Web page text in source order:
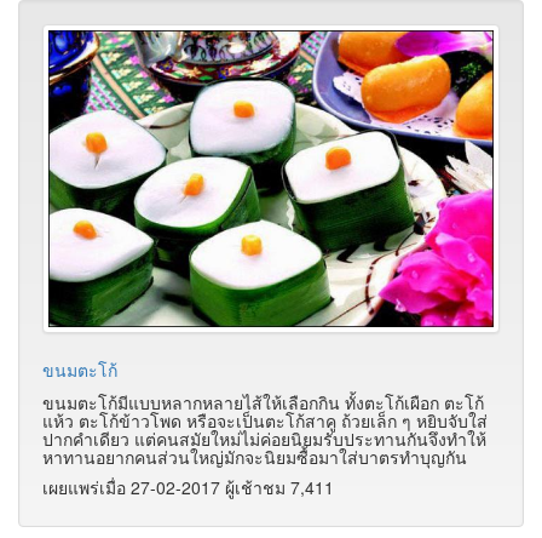
ขนมตะโก้
ขนมตะโก้มีแบบหลากหลายไส้ให้เลือกกิน ทั้งตะโก้เผือก ตะโก้
แห้ว ตะโก้ข้าวโพด หรือจะเป็นตะโก้สาคู ถ้วยเล็ก ๆ หยิบจับใส่
ปากคำเดียว แต่คนสมัยใหม่ไม่ค่อยนิยมรับประทานกันจึงทำให้
หาทานอยากคนส่วนใหญ่มักจะนิยมซื้อมาใส่บาตรทำบุญกัน
เผยแพร่เมื่อ 27-02-2017 ผู้เช้าชม 7,411